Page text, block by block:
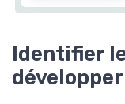
Identifier
développer